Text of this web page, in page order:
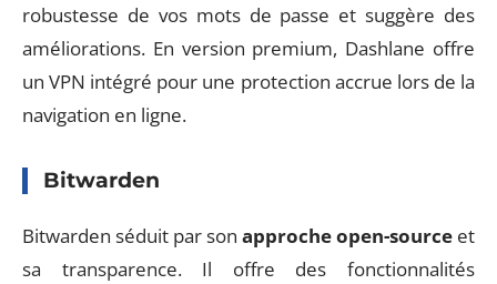
robustesse de vos mots de passe et suggère des
améliorations. En version premium, Dashlane offre
un VPN intégré pour une protection accrue lors de la
navigation en ligne.
Bitwarden
Bitwarden séduit par son approche open-source et
sa transparence. Il offre des fonctionnalités